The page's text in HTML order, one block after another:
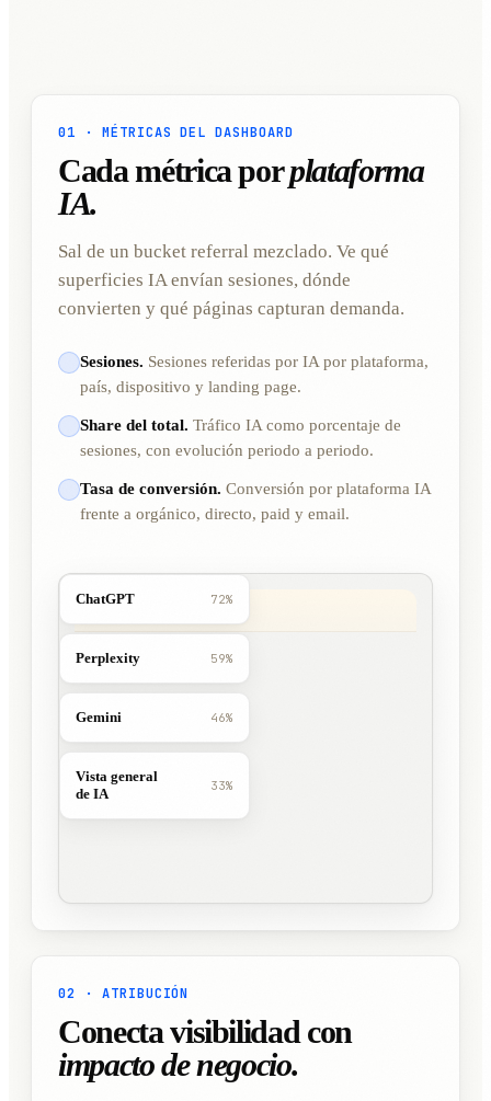
01 · MÉTRICAS DEL DASHBOARD
Cada métrica porplataforma
IA.
Sal de un bucket referral mezclado. Ve qué
superficies IA envían sesiones, dónde
convierten y qué páginas capturan demanda.
Sesiones. Sesiones referidas por IA por plataforma,
país, dispositivo y landing page.
Share del total. Tráfico IA como porcentaje de
sesiones, con evolución periodo a periodo.
Tasa de conversión. Conversión por plataforma IA
frente a orgánico, directo, paid y email.
ChatGPT 72%
Perplexity 59%
Gemini 46%
Vista general
de IA
33%
02 · ATRIBUCIÓN
Conecta visibilidad con
impacto de negocio.